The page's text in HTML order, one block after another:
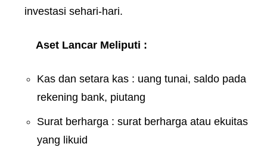
investasi sehari-hari.
Aset Lancar Meliputi :
Kas dan setara kas : uang tunai, saldo pada
rekening bank, piutang
Surat berharga : surat berharga atau ekuitas
yang likuid